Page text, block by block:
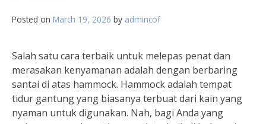
Posted on March 19, 2026 by admincof
Salah satu cara terbaik untuk melepas penat dan
merasakan kenyamanan adalah dengan berbaring
santai di atas hammock. Hammock adalah tempat
tidur gantung yang biasanya terbuat dari kain yang
nyaman untuk digunakan. Nah, bagi Anda yang